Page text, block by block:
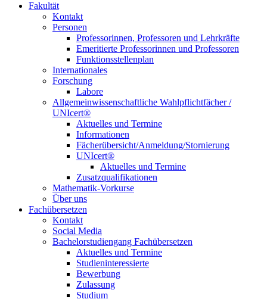
Fakultät
Kontakt
Personen
Professorinnen, Professoren und Lehrkräfte
Emeritierte Professorinnen und Professoren
Funktionsstellenplan
Internationales
Forschung
Labore
Allgemeinwissenschaftliche Wahlpflichtfächer /
UNIcert®
Aktuelles und Termine
Informationen
Fächerübersicht/Anmeldung/Stornierung
UNIcert®
Aktuelles und Termine
Zusatzqualifikationen
Mathematik-Vorkurse
Über uns
Fachübersetzen
Kontakt
Social Media
Bachelorstudiengang Fachübersetzen
Aktuelles und Termine
Studieninteressierte
Bewerbung
Zulassung
Studium